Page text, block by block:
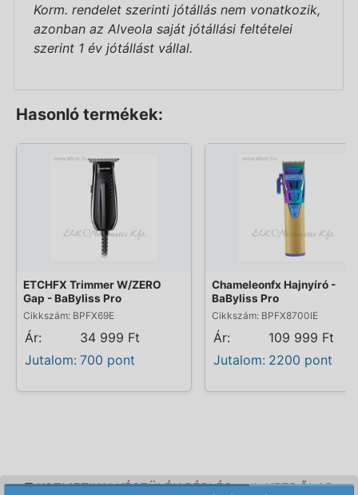
Korm. rendelet szerinti jótállás nem vonatkozik,
azonban az Alveola saját jótállási feltételei
szerint 1 év jótállást vállal.
Hasonló termékek:
ETCHFX Trimmer W/ZERO
Gap - BaByliss Pro
Cikkszám: BPFX69E
Ár:
34 999 Ft
Jutalom: 700 pont
Chameleonfx Hajnyíró -
BaByliss Pro
Cikkszám: BPFX8700IE
Ár:
109 999 Ft
Jutalom: 2200 pont
KOZMETIKAI KÉSZÜLÉK BÉRLÉS KEZDŐLAP